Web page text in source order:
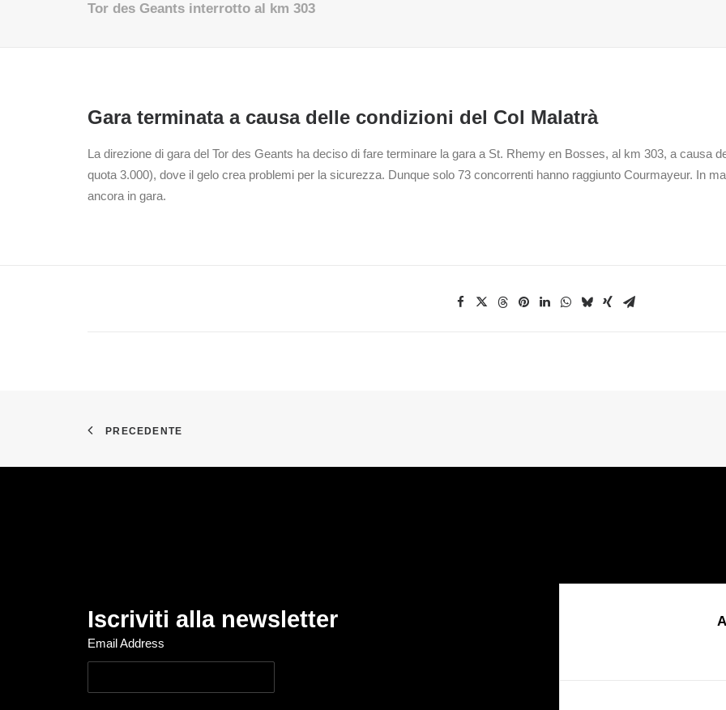
Tor des Geants interrotto al km 303
Gara terminata a causa delle condizioni del Col Malatrà
La direzione di gara del Tor des Geants ha deciso di fare terminare la gara a St. Rhemy en Bosses, al km 303, a causa
quota 3.000), dove il gelo crea problemi per la sicurezza. Dunque solo 73 concorrenti hanno raggiunto Courmayeur. In
ancora in gara.
PRECEDENTE
Iscriviti alla newsletter
Email Address